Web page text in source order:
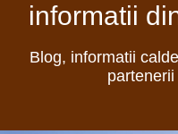
informatii
Blog, informatii